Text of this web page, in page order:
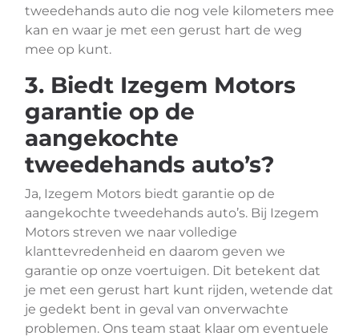
tweedehands auto die nog vele kilometers mee
kan en waar je met een gerust hart de weg
mee op kunt.
3. Biedt Izegem Motors
garantie op de
aangekochte
tweedehands auto’s?
Ja, Izegem Motors biedt garantie op de
aangekochte tweedehands auto’s. Bij Izegem
Motors streven we naar volledige
klanttevredenheid en daarom geven we
garantie op onze voertuigen. Dit betekent dat
je met een gerust hart kunt rijden, wetende dat
je gedekt bent in geval van onverwachte
problemen. Ons team staat klaar om eventuele